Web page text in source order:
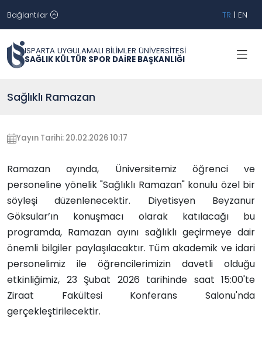
Bağlantılar TR | EN
ISPARTA UYGULAMALI BİLİMLER ÜNİVERSİTESİ
SAĞLIK KÜLTÜR SPOR DAİRE BAŞKANLIĞI
Sağlıklı Ramazan
Yayın Tarihi: 20.02.2026 10:17
Ramazan ayında, Üniversitemiz öğrenci ve
personeline yönelik "Sağlıklı Ramazan" konulu özel bir
söyleşi düzenlenecektir. Diyetisyen Beyzanur
Göksular’ın konuşmacı olarak katılacağı bu
programda, Ramazan ayını sağlıklı geçirmeye dair
önemli bilgiler paylaşılacaktır. Tüm akademik ve idari
personelimiz ile öğrencilerimizin davetli olduğu
etkinliğimiz, 23 Şubat 2026 tarihinde saat 15:00'te
Ziraat Fakültesi Konferans Salonu'nda
gerçekleştirilecektir.